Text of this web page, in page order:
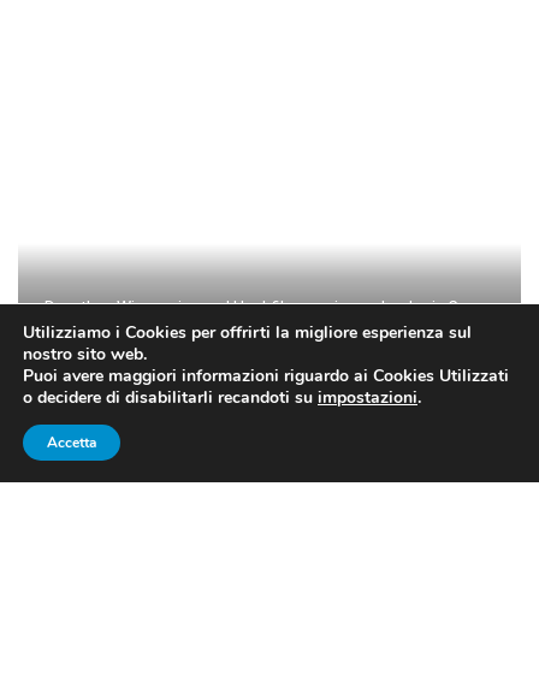
Dorothea Wierer vince ad Hochfilzen e rimane leader in Coppa
del Mondo
BIATHLON, COPPA DEL MONDO
2018/2019: LO SPRINT
Utilizziamo i Cookies per offrirti la migliore esperienza sul
nostro sito web.
Puoi avere maggiori informazioni riguardo ai Cookies Utilizzati
o decidere di disabilitarli recandoti su impostazioni.
Accetta